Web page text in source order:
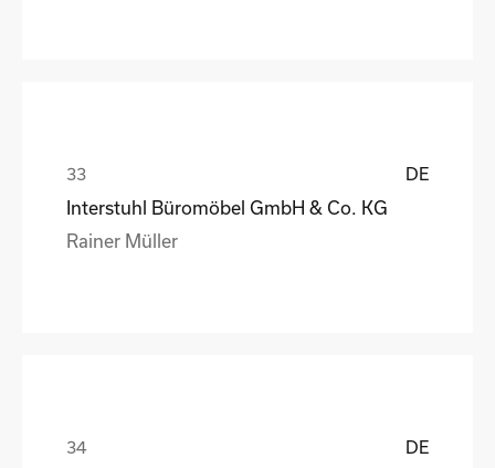
DE
Interstuhl Büromöbel GmbH & Co. KG
Rainer Müller
DE